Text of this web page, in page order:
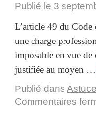
Publié le 3
L’article 49 du Code
une charge
imposable en vue de
justifiée au moyen …
Publié dans
Commentaires